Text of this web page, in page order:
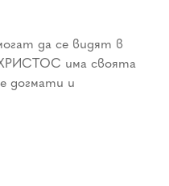
да се видят в
има своята
догмати и